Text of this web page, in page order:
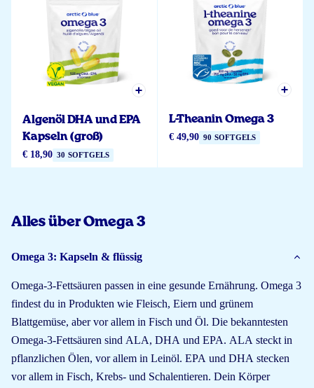
Algenöl DHA und EPA
Kapseln (groß)
€ 18,90 30 SOFTGELS
L-Theanin Omega 3
€ 49,90 90 SOFTGELS
Alles über Omega 3
Omega 3: Kapseln & flüssig
Omega-3-Fettsäuren passen in eine gesunde Ernährung. Omega 3
findest du in Produkten wie Fleisch, Eiern und grünem
Blattgemüse, aber vor allem in Fisch und Öl. Die bekanntesten
Omega-3-Fettsäuren sind ALA, DHA und EPA. ALA steckt in
pflanzlichen Ölen, vor allem in Leinöl. EPA und DHA stecken
vor allem in Fisch, Krebs- und Schalentieren. Dein Körper